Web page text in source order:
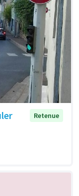
Retenue